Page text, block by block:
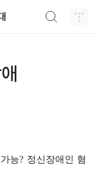
능? 정신장애인 혐